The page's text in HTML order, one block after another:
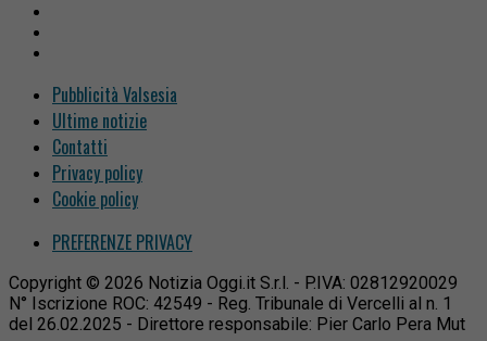
Pubblicità Valsesia
Ultime notizie
Contatti
Privacy policy
Cookie policy
PREFERENZE PRIVACY
Copyright © 2026 Notizia Oggi.it S.r.l. - P.IVA: 02812920029
N° Iscrizione ROC: 42549 - Reg. Tribunale di Vercelli al n. 1
del 26.02.2025 - Direttore responsabile: Pier Carlo Pera Mut